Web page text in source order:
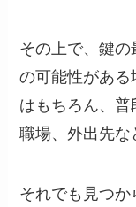
その上で、鍵
の可能性があ
はもちろん、
職場、外出先な
それでも見つ